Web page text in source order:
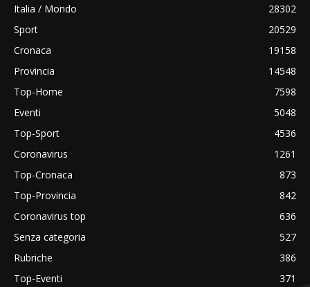
Italia / Mondo
28302
Sport
20529
Cronaca
19158
Provincia
14548
Top-Home
7598
Eventi
5048
Top-Sport
4536
Coronavirus
1261
Top-Cronaca
873
Top-Provincia
842
Coronavirus top
636
Senza categoria
527
Rubriche
386
Top-Eventi
371